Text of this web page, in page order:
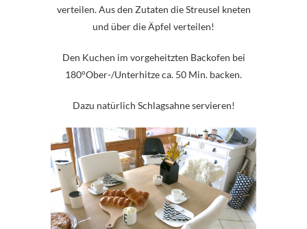
verteilen. Aus den Zutaten die Streusel kneten
und über die Äpfel verteilen!
Den Kuchen im vorgeheitzten Backofen bei
180°Ober-/Unterhitze ca. 50 Min. backen.
Dazu natürlich Schlagsahne servieren!